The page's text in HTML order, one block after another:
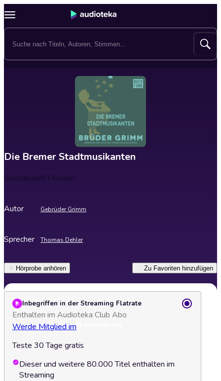
Die Bremer Stadtmusikanten
Spieldauer8 Minuten
Autor Gebrüder Grimm
Sprecher Thomas Dehler
Hörprobe anhören Zu Favoriten hinzufügen
Inbegriffen in der Streaming Flatrate
Enthalten im Audioteka Club Abo
Werde Mitglied im
Teste 30 Tage gratis
Dieser und weitere 80.000 Titel enthalten im
Streaming